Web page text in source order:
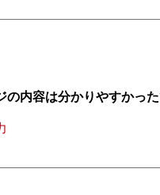
の内容は分かりやすかっ